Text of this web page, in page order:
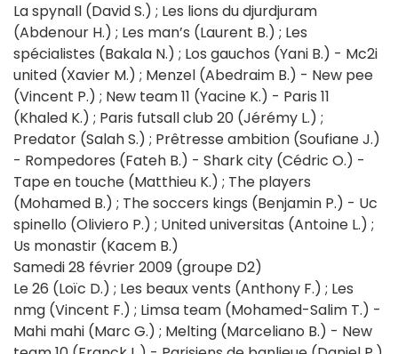
La spynall (David S.) ; Les lions du djurdjuram
(Abdenour H.) ; Les man’s (Laurent B.) ; Les
spécialistes (Bakala N.) ; Los gauchos (Yani B.) - Mc2i
united (Xavier M.) ; Menzel (Abedraim B.) - New pee
(Vincent P.) ; New team 11 (Yacine K.) - Paris 11
(Khaled K.) ; Paris futsall club 20 (Jérémy L.) ;
Predator (Salah S.) ; Prêtresse ambition (Soufiane J.)
- Rompedores (Fateh B.) - Shark city (Cédric O.) -
Tape en touche (Matthieu K.) ; The players
(Mohamed B.) ; The soccers kings (Benjamin P.) - Uc
spinello (Oliviero P.) ; United universitas (Antoine L.) ;
Us monastir (Kacem B.)
Samedi 28 février 2009 (groupe D2)
Le 26 (Loïc D.) ; Les beaux vents (Anthony F.) ; Les
nmg (Vincent F.) ; Limsa team (Mohamed-Salim T.) -
Mahi mahi (Marc G.) ; Melting (Marceliano B.) - New